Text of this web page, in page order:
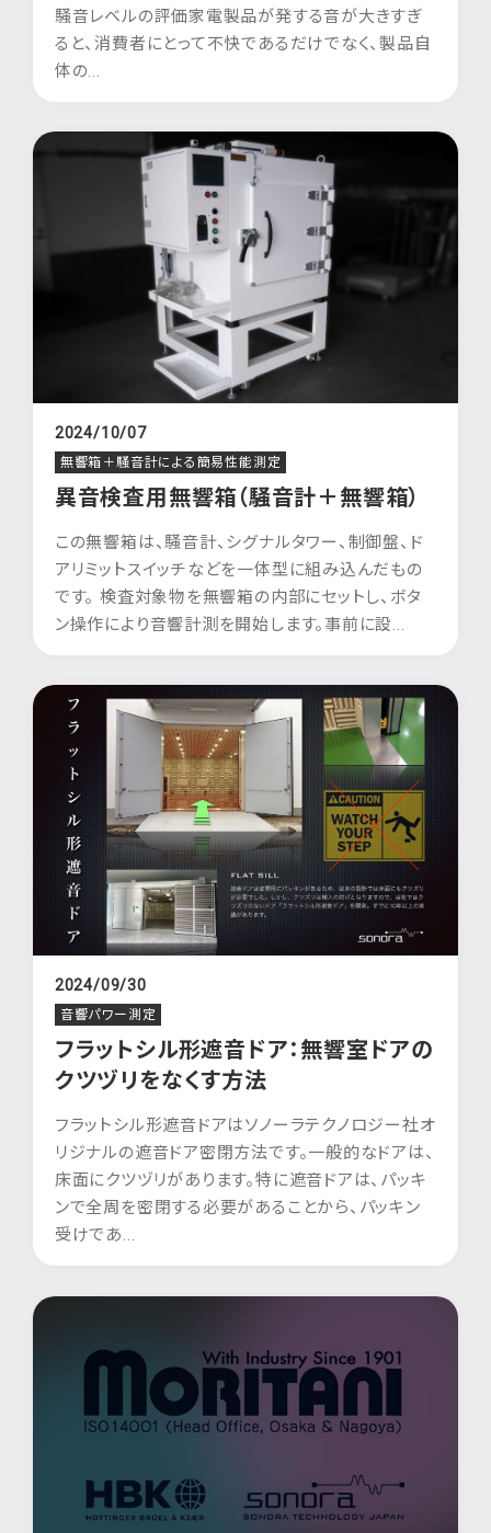
騒音レベルの評価家電製品が発する音が大きすぎ
ると、消費者にとって不快であるだけでなく、製品自
体の...
2024/10/07
無響箱＋騒音計による簡易性能測定
異音検査用無響箱（騒音計＋無響箱）
この無響箱は、騒音計、シグナルタワー、制御盤、ド
アリミットスイッチなどを一体型に組み込んだもの
です。 検査対象物を無響箱の内部にセットし、ボタ
ン操作により音響計測を開始します。事前に設...
2024/09/30
音響パワー測定
フラットシル形遮音ドア：無響室ドアの
クツヅリをなくす方法
フラットシル形遮音ドアはソノーラテクノロジー社オ
リジナルの遮音ドア密閉方法です。一般的なドアは、
床面にクツヅリがあります。特に遮音ドアは、パッキ
ンで全周を密閉する必要があることから、パッキン
受けであ...